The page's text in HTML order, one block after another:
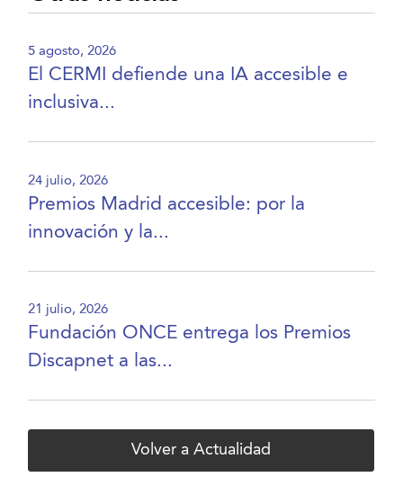
5 agosto, 2026
El CERMI defiende una IA accesible e
inclusiva...
24 julio, 2026
Premios Madrid accesible: por la
innovación y la...
21 julio, 2026
Fundación ONCE entrega los Premios
Discapnet a las...
Volver a Actualidad